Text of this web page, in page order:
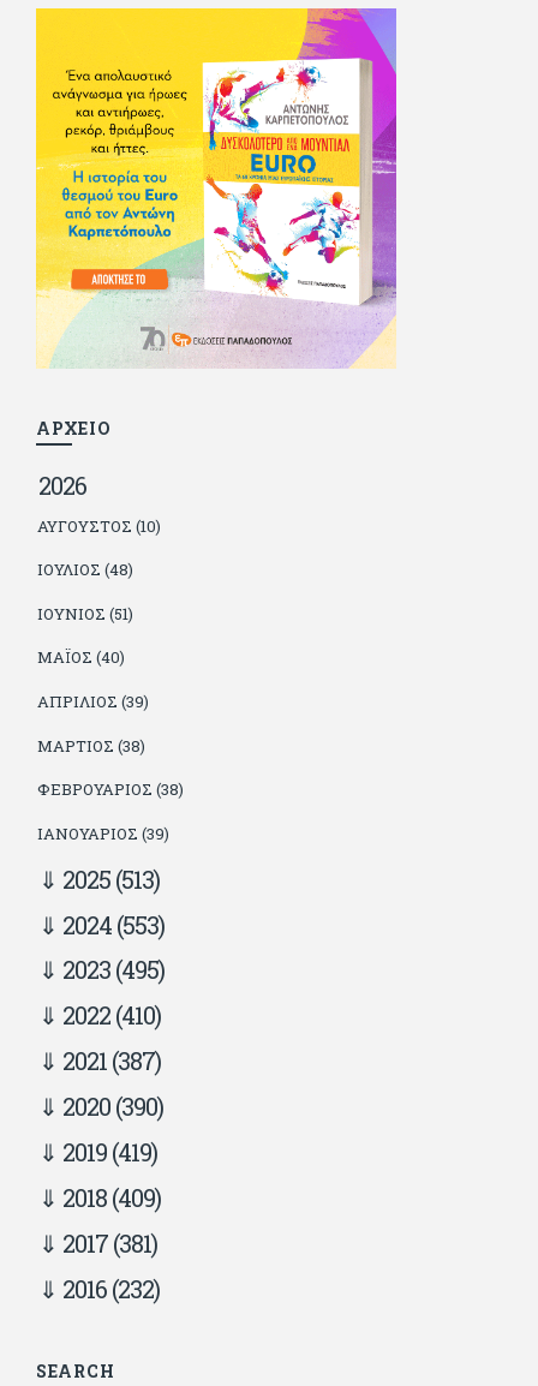
ταινίες κι έγραφε και στο περιοδικό Σινεμά, είχε κάποιες
αισθηματικές περιπέτειες που σκόρπισαν γέλιο στους φίλους
του - αν όχι και στον ίδιο. Πήγε στρατό κανονικά στα σύνορα
και διατήρησε μια καλή σχέση με την οικογένεια του, την
οποία αισθάνεται πως διάφορες φορές έφερε σε δύσκολη
θέση. Κείμενο με την υπογραφή του πρωτοδημοσιεύτηκε στο
Φίλαθλο το 1992. Επέστρεψε οριστικά στην Ελλάδα το 1998,
δούλεψε για πολλούς (αφού δυσκολεύεται να πει όχι), και
κάποιοι, αν όχι και όλοι, τον πλήρωσαν κι έμειναν και
ευχαριστημένοι από τη συνεργασία. Σήμερα πλέον εργάζεται
στον Sport Fm (όπου έχει κλείσει εικοσαετία) και στη
Sportday. Επαίρεται ότι λίγοι έχουν δει περισσότερο
ποδόσφαιρο από τον ίδιο και θεωρεί τον εαυτό του τυχερό
γιατί είναι μέλος της γενιάς που απόλαυσε τους μεγαλύτερους
σε όλα τα σπορ. Δεν είναι παντρεμένος, αλλά θαυμάζει όσους
βρίσκουν το κουράγιο να το κάνουν. Αντίθετα από πολλούς
φίλους του δεν πληρώνει διατροφές. Ελπίζει ότι δεν έχει
παιδιά. Απειλεί ότι θα γράφει όσο υπάρχουν άνθρωποι που
ΑΡΧΕΙΟ
2026
ΑΎΓΟΥΣΤΟΣ (10)
ΙΟΎΛΙΟΣ (48)
ΙΟΎΝΙΟΣ (51)
ΜΆΙΟΣ (40)
ΑΠΡΊΛΙΟΣ (39)
ΜΆΡΤΙΟΣ (38)
ΦΕΒΡΟΥΆΡΙΟΣ (38)
ΙΑΝΟΥΆΡΙΟΣ (39)
2025(513)
2024(553)
2023(495)
2022(410)
2021(387)
2020(390)
2019(419)
2018(409)
2017(381)
2016(232)
SEARCH